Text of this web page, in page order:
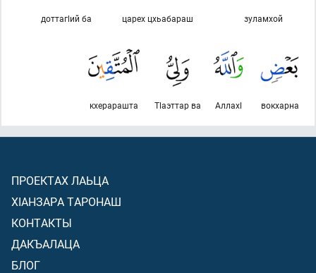
зуламхой
царех цхьабараш
доттагlий ба
вокхарна
Аллахl
Тlаэттар ва
кхерарашта
ПРОЕКТАХ ЛАЬЦА
ХIАНЗАРА ТАРОНАШ
КОНТАКТЫ
ДАКЪАЛАЦА
БЛОГ